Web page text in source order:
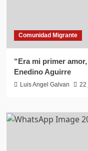
Comunidad Migrante
“Era mi primer
Enedino Aguirre
Luis Angel Galvan 22